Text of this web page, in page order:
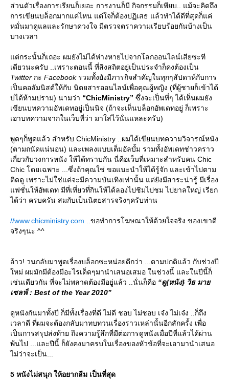
ส่วนตัวเรื่องการเรียนก็เยอะ การงานก็มี กิจกรรมก็เพียบ.. แม้จะคิดถึง
การเขียนบล็อกมากแค่ไหน แต่ใจก็ต้องปฏิเสธ แล้วทำได้ดีที่สุดก็แค่
หมั่นมาดูแลและรักษาดวงใจ มีตรวจตราความเรียบร้อยกันบ้างเป็น
บางเวลา
ต่กระนั้นก็เถอะ ผมยังไม่ได้ห่างหายไปจากโลกออนไลน์เสียซะที
เดียวนะครับ ..เพราะตอนนี้ ที่สิงสถิตอยู่เป็นประจำก็คงต้องเป็น
Twitter กะ Facebookรวมทั้งยังมีภารกิจสำคัญในทุกๆสัปดาห์กับการ
เป็นคอลัมนิสต์ให้กับ นิตยสารออนไลน์เพื่อคุณผู้หญิง (ที่ผู้ชายก็เข้าได้
บ่ได้ห้ามปราม) นามว่า “ChicMinistry” ซึ่งจะเป็นที่ๆ ได้เห็นผมยัง
เขียนบทความอัพเดทอยู่เป็นนิจ (ถ้าจะเห็นบล็อกอัพเดทอยู่ ก็เพราะ
เอาบทความจากในเว็บที่ว่า มาใส่ไว้นั่นแหละครับ)
พูดๆก็พูดแล้ว สำหรับ ChicMinistry ..ผมได้เขียนบทความวิจารณ์หนัง
(ตามถนัดแน่นอน) และเพลงแบบเต็มอัลบั้ม รวมทั้งอัพเดทช่าวคราว
เกี่ยวกับวงการหนัง ให้ได้ทราบกัน นี่คือเว็บที่เหมาะสำหรับคน Chic
Chic โดยเฉพาะ ...ซึ่งถ้าคุณใช่ ขอแนะนำให้ได้รู้จัก และเข้าไปตาม
ติดดู เพราะไม่ใช่แค่จะมีความบันเทิงเท่านั้น แต่ยังมีสาระน่ารู้ มีเรื่อง
ฟชั่นให้อัพเดท มีที่เที่ยวที่กินให้ได้ลองไปชิมไปชม ไปยาลใหญ่ เรียก
ได้ว่า ครบครัน สมกับเป็นนิตยสารจริงๆครับท่าน
//www.chicministry.com ..ขอทำการโฆษณาให้ด้วยใจจริง ของเขาดี
จริงๆนะ ^^
อ้าว! วนกลับมาพูดเรื่องบล็อกซะหน่อยดีกว่า ...ตามปกติแล้ว กับช่วงปี
หม่ ผมมักมีต้องมีอะไรเด็ดๆมานำเสนอเสมอ ในช่วงนี้ และในปีนี้ก็
เช่นเดียวกัน ที่จะไม่พลาดต้องมีอยู่แล้ว ..นั่นก็คือ “ดู{หนัง} วิธ มา
เซลฟ์ : Best of the Year 2010”
ดูหนังกันมาทั้งปี ก็มีทั้งเรื่องที่ดี ไม่ดี ชอบ ไม่ชอบ เจ๋ง ไม่เจ๋ง ..ก็ถึง
เวลาดี ที่ผมจะต้องกลับมาทบทวนเรื่องราวเหล่านั้นอีกสักครั้ง เพื่อ
เป็นการสรุปส่งท้าย ถึงความรู้สึกที่มีต่อการดูหนังเมื่อปีที่แล้วได้ผ่าน
พ้นไป ...และปีนี้ ก็ยังคงมาครบในเรื่องของหัวข้อที่จะเอามานำเสนอ
ไม่ว่าจะเป็น...
5 หนังไม่สนุก ให้อยากลืม เป็นที่สุด